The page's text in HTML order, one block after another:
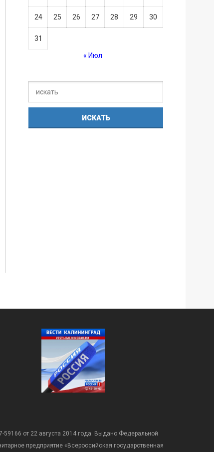
24 25 26 27 28 29 30
31
« Июл
от 22 августа 2014 года. Выдано Федеральной
предприятие «Всероссийская государственная